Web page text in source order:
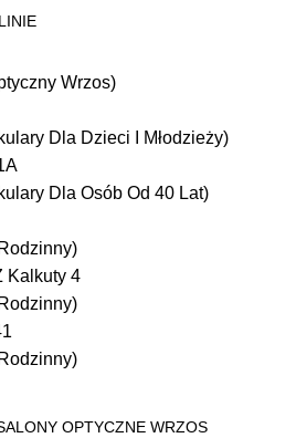
Wrzos)
Dla Dzieci I Młodzieży)
Dla Osób Od 40 Lat)
Kalkuty 4
OPTYCZNE WRZOS